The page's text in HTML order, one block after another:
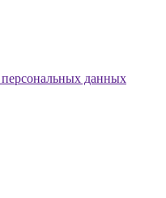
персональных данных